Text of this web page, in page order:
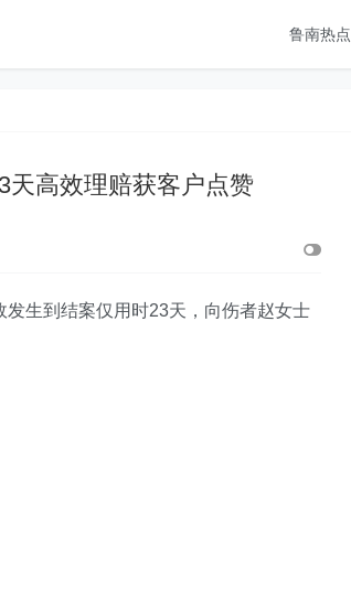
鲁南热点
天高效理赔获客户点赞
生到结案仅用时23天，向伤者赵女士